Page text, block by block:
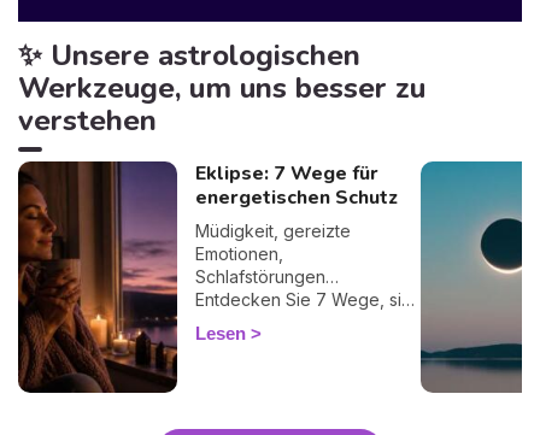
✨ Unsere astrologischen
Werkzeuge, um uns besser zu
verstehen
Eklipse: 7 Wege für
energetischen Schutz
Müdigkeit, gereizte
Emotionen,
Schlafstörungen…
Entdecken Sie 7 Wege, sich
bei einer Finsternis
energetisch zu schützen
Lesen